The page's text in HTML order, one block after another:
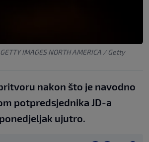
IMAGES NORTH AMERICA / Getty
nakon što je navodno
potpredsjednika JD-a
ujutro.